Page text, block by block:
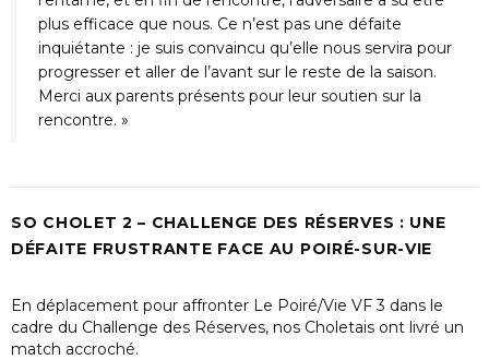
plus efficace que nous. Ce n’est pas une défaite
inquiétante : je suis convaincu qu’elle nous servira pour
progresser et aller de l’avant sur le reste de la saison.
Merci aux parents présents pour leur soutien sur la
rencontre. »
SO CHOLET 2 – CHALLENGE DES RÉSERVES : UNE
DÉFAITE FRUSTRANTE FACE AU POIRÉ-SUR-VIE
En déplacement pour affronter Le Poiré/Vie VF 3 dans le
cadre du Challenge des Réserves, nos Choletais ont livré un
match accroché.